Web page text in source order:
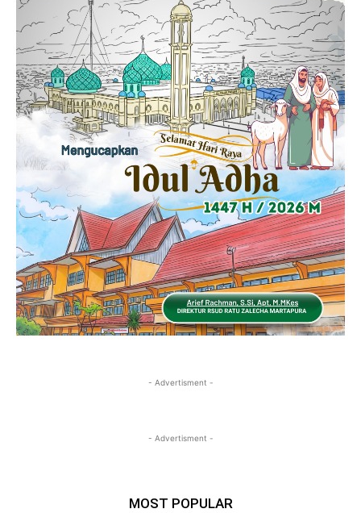
- Advertisment -
- Advertisment -
MOST POPULAR